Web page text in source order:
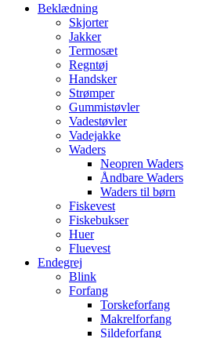
Beklædning
Skjorter
Jakker
Termosæt
Regntøj
Handsker
Strømper
Gummistøvler
Vadestøvler
Vadejakke
Waders
Neopren Waders
Åndbare Waders
Waders til børn
Fiskevest
Fiskebukser
Huer
Fluevest
Endegrej
Blink
Forfang
Torskeforfang
Makrelforfang
Sildeforfang